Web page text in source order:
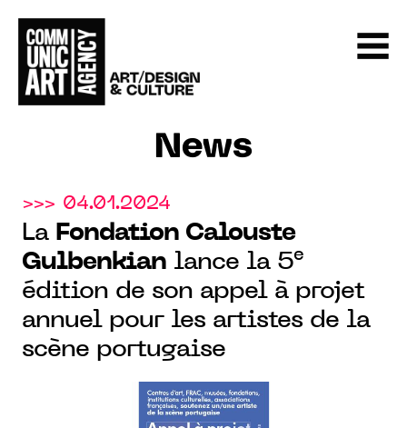
News
>>> 04.01.2024
La Fondation Calouste
Gulbenkian lance la 5e
édition de son appel à projet
annuel pour les artistes de la
scène portugaise